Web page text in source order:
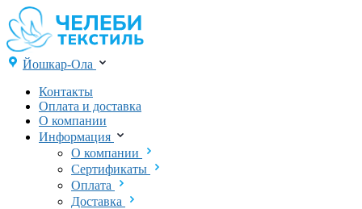
Йошкар-Ола
Контакты
Оплата и доставка
О компании
Информация
О компании
Сертификаты
Оплата
Доставка